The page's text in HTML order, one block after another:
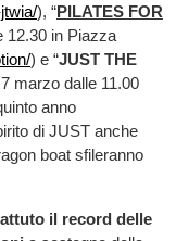
), “PILATES FOR
12.30 in Piazza
) e “JUST THE
marzo dalle 11.00
anno
di JUST anche
boat sfileranno
il record delle